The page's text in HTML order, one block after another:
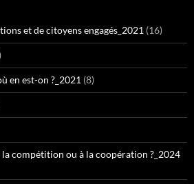
et de citoyens engagés_2021 (16)
en est-on ?_2021 (8)
compétition ou à la coopération ?_2024